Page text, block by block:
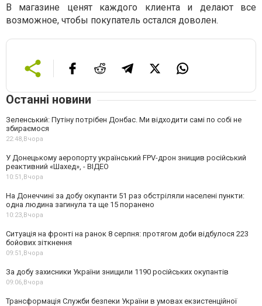
В магазине ценят каждого клиента и делают все
возможное, чтобы покупатель остался доволен.
Останні новини
Зеленський: Путіну потрібен Донбас. Ми відходити самі по собі не
збираємося
22:48, Вчора
У Донецькому аеропорту український FPV-дрон знищив російський
реактивний «Шахед», - ВІДЕО
10:51, Вчора
На Донеччині за добу окупанти 51 раз обстріляли населені пункти:
одна людина загинула та ще 15 поранено
10:23, Вчора
Ситуація на фронті на ранок 8 серпня: протягом доби відбулося 223
бойових зіткнення
09:51, Вчора
За добу захисники України знищили 1190 російських окупантів
09:06, Вчора
Трансформація Служби безпеки України в умовах екзистенційної